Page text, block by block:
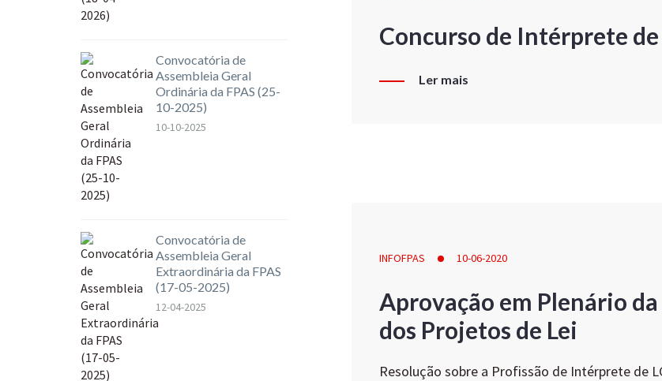
Concurso de Intérprete
Ler mais
INFOFPAS 10-06-2020
Aprovação em Plenário
dos Projetos de Lei
Resolução sobre a Profissão de Intérprete de
Convocatória de
Assembleia Geral
Ordinária da FPAS (25-
10-2025)
10-10-2025
Convocatória de
Assembleia Geral
Extraordinária da FPAS
(17-05-2025)
12-04-2025